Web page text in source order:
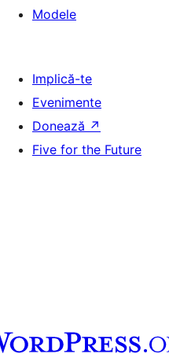
Modele
Implică-te
Evenimente
Donează ↗
Five for the Future